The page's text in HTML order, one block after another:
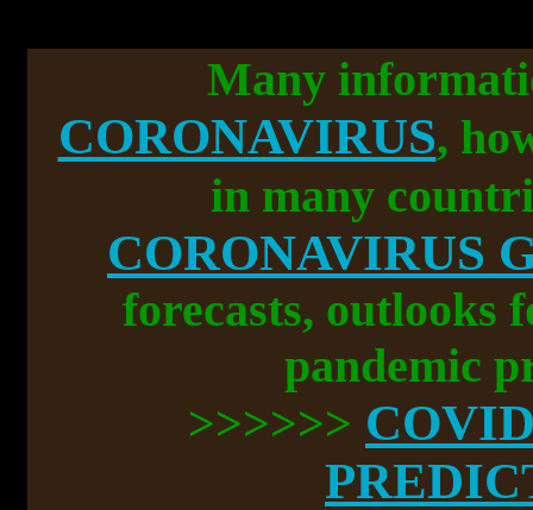
Many
CORONAVIRUS,
in many
CORONAVIRUS
forecasts, outlooks
pandemic
>>>>>>